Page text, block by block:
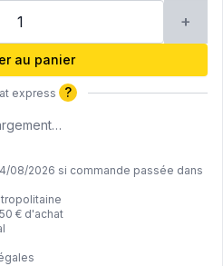
+
au panier
express ?
08/2026 si commande passée dans
€ d'achat